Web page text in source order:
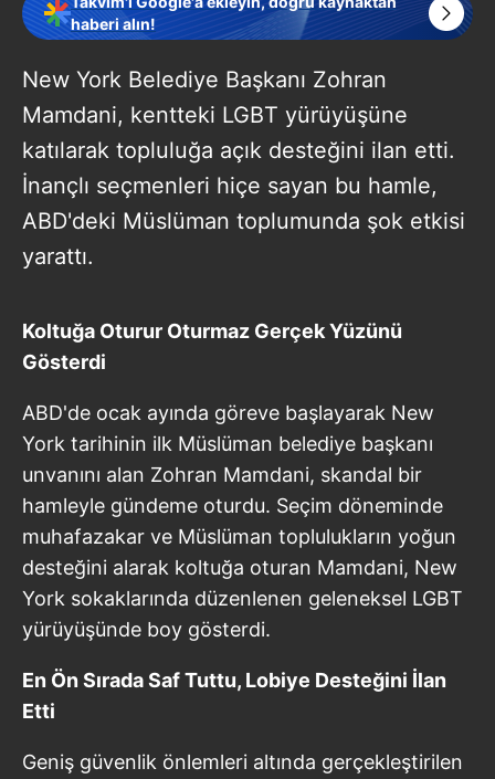
haberi alın!
New York Belediye Başkanı Zohran
Mamdani, kentteki LGBT yürüyüşüne
katılarak topluluğa açık desteğini ilan etti.
İnançlı seçmenleri hiçe sayan bu hamle,
ABD'deki Müslüman toplumunda şok etkisi
yarattı.
Koltuğa Oturur Oturmaz Gerçek Yüzünü
Gösterdi
ABD'de ocak ayında göreve başlayarak New
York tarihinin ilk Müslüman belediye başkanı
unvanını alan Zohran Mamdani, skandal bir
hamleyle gündeme oturdu. Seçim döneminde
muhafazakar ve Müslüman toplulukların yoğun
desteğini alarak koltuğa oturan Mamdani, New
York sokaklarında düzenlenen geleneksel LGBT
yürüyüşünde boy gösterdi.
En Ön Sırada Saf Tuttu, Lobiye Desteğini İlan
Etti
Geniş güvenlik önlemleri altında gerçekleştirilen